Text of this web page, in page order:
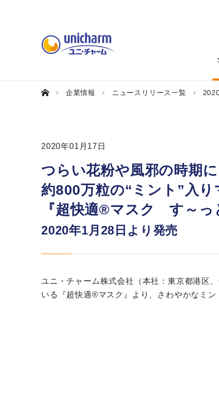
企業情報 ニュースリリース一覧
2020年01月17日
つらい花粉や風邪の時期に
約800万粒の“ミント”入
『超快適®マスク す～っ
2020年1月28日より発売
ユニ・チャーム株式会社（本社：東京都港区
いる『超快適®マスク』より、さわやかなミ